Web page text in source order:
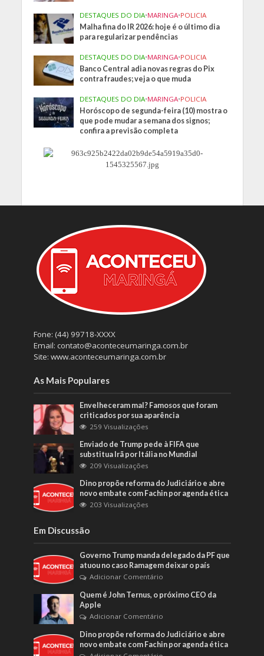
DESTAQUES DO DIA•MARINGA•POLICIA
Malha fina do IR 2026: hoje é o último dia
para regularizar pendências
DESTAQUES DO DIA•MARINGA•POLICIA
Banco Central adia novas regras do Pix
contra fraudes; veja o que muda
DESTAQUES DO DIA•MARINGA•POLICIA
Horóscopo de segunda-feira (10) mostra o
que pode mudar a semana dos signos;
confira a previsão completa
Fone: (44) 99718-XXXX
Email: contato@aconteceumaringa.com.br
Site: www.aconteceumaringa.com.br
As Mais Populares
Envelheceram mal? Famosos que foram
criticados por sua aparência
259 Visualizações
Enviado de Trump pede à FIFA que
substitua Irã por Itália no Mundial
209 Visualizações
Dino propõe reforma do Judiciário e abre
novo embate com Fachin por agenda ética
203 Visualizações
Em Discussão
Governo Trump manda delegado da PF que
atuou no caso Ramagem deixar o país
Adicionar Comentário
Quem é John Ternus, o próximo CEO da
Apple
Adicionar Comentário
Dino propõe reforma do Judiciário e abre
novo embate com Fachin por agenda ética